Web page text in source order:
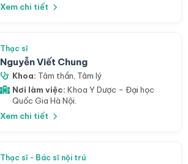
Xem chi tiết
Thạc sĩ
Nguyễn Viết Chung
Khoa: Tâm thần Tâm lý
Nơi làm việc: Khoa Y Dược - Đại học
Quốc Gia Hà Nội.
Xem chi tiết
Thạc sĩ - Bác sĩ nội trú